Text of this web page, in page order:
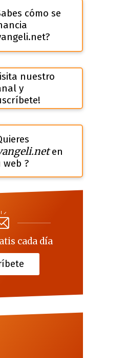
cómo se
nuestro
y
en
web ?
cada día